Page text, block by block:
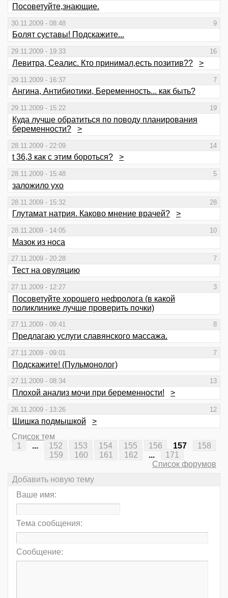
Посоветуйте,знающие.
30.11.2009 - 08:48 9
Болят суставы! Подскажите...
29.11.2009 - 19:33 16
Левитра, Сеалис. Кто принимал,есть позитив?? >
29.11.2009 - 16:37 7
Ангина, Антибиотики, Беременность... как быть?
29.11.2009 - 15:22 19
Куда лучше обратиться по поводу планирования
беременности?
>
28.11.2009 - 22:09 14
t 36,3 как с этим бороться? >
28.11.2009 - 15:48 5
заложило ухо
28.11.2009 - 15:32 28
Глутамат натрия. Каково мнение врачей? >
28.11.2009 - 14:05 10
Мазок из носа
27.11.2009 - 20:28 7
Тест на овуляцию
27.11.2009 - 12:27 3
Посоветуйте хорошего нефролога (в какой
поликлинике лучше проверить почки)
27.11.2009 - 09:41 8
Предлагаю услуги славянского массажа.
27.11.2009 - 09:01 7
Подскажите! (Пульмонолог)
27.11.2009 - 08:34 13
Плохой анализ мочи при беременности! >
26.11.2009 - 13:26 12
Шишка подмышкой
>
Список тем
1
... 152 153 154 155 156 157
158
159
160 161 162 ...
171
Список форумов
Добавить новую тему
Ваше имя:
Тема сообщения:
Сообщение: